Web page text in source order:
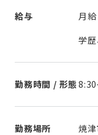
給与 月給
学
勤務時間 / 形態
勤務場所 焼